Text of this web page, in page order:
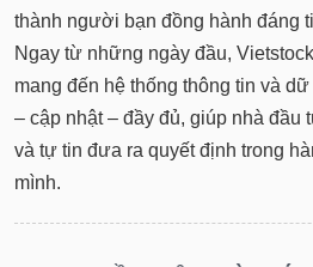
thành người bạn đồng hành đáng
Ngay từ những ngày đầu,
mang đến hệ thống thông tin và
– cập nhật – đầy đủ, giúp nhà đầu
và tự tin đưa ra quyết định trong
mình.